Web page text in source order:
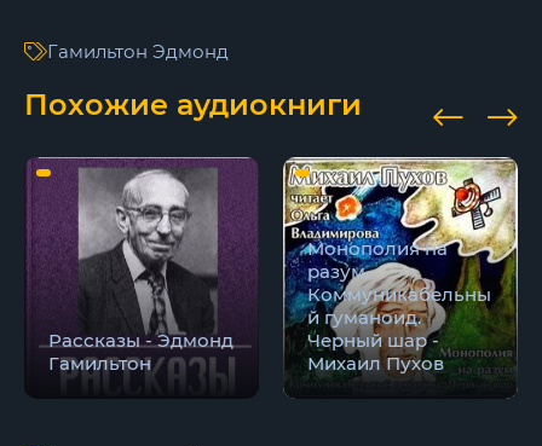
Гамильтон Эдмонд
Похожие аудиокниги
Рассказы - Эдмонд
Гамильтон
Монополия на
разум.
Коммуникабельны
й гуманоид.
Черный шар -
Михаил Пухов